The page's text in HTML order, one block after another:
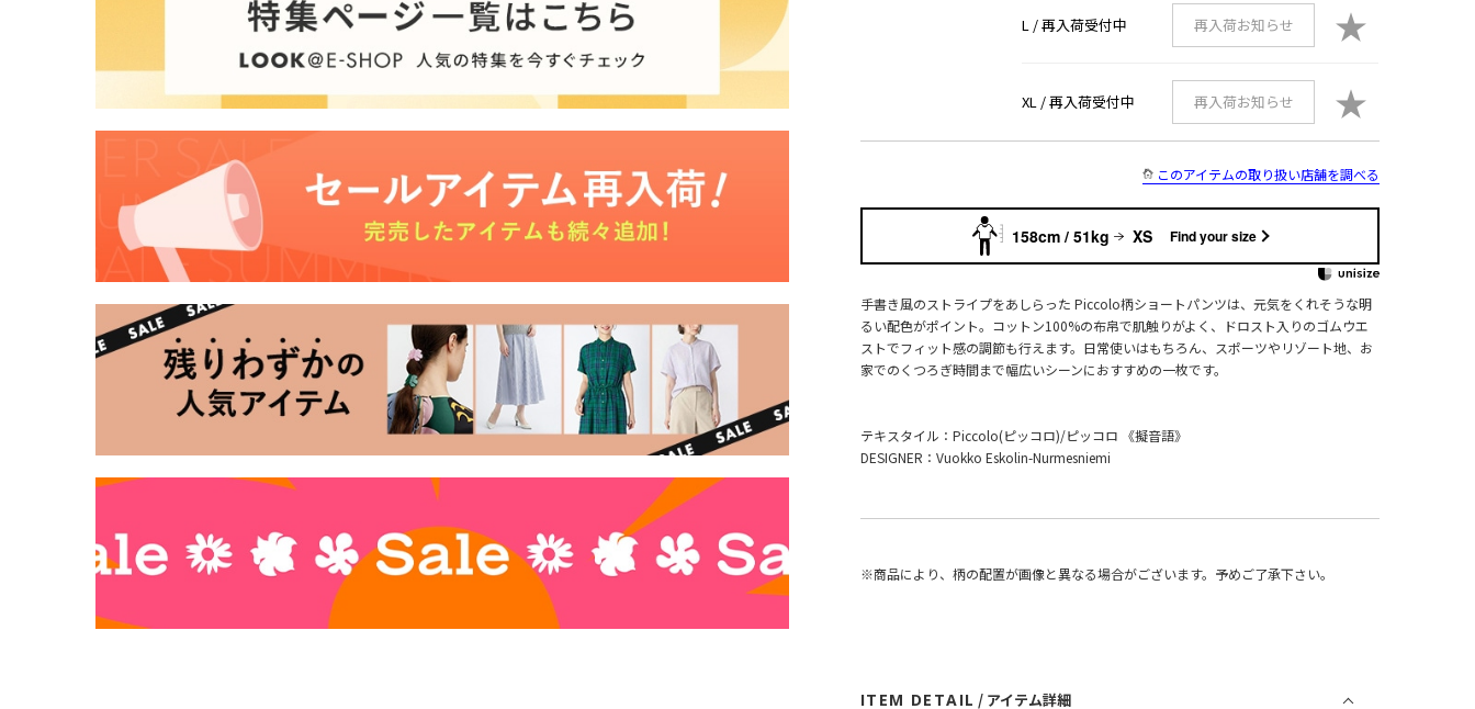
L /再入荷受付中 再入荷お知らせ ★
XL /再入荷受付中 再入荷お知らせ ★
このアイテムの取り扱い店舗を調べる
158cm / 51kg XS Find your size
手書き風のストライプをあしらった Piccolo柄ショートパンツは、元気をくれそうな明
るい配色がポイント。コットン100%の布帛で肌触りがよく、ドロスト入りのゴムウエ
ストでフィット感の調節も行えます。日常使いはもちろん、スポーツやリゾート地、お
家でのくつろぎ時間まで幅広いシーンにおすすめの一枚です。
テキスタイル：Piccolo(ピッコロ)/ピッコロ 《擬音語》
DESIGNER：Vuokko Eskolin-Nurmesniemi
※商品により、柄の配置が画像と異なる場合がございます。予めご了承下さい。
ITEM DETAIL / アイテム詳細